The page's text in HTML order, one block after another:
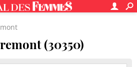
(30350)